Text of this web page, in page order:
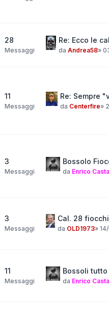
28
Messaggi
Re: Ecco le
da Andrea58»
11
Messaggi
Re: Sempre
da Centerfire»
3
Messaggi
Bossolo
da Enrico
3
Messaggi
Cal. 28
da OLD1973»
11
Messaggi
Bossoli
da Enrico